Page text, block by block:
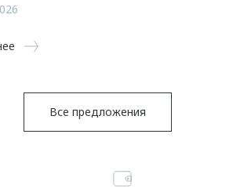
Все предложения